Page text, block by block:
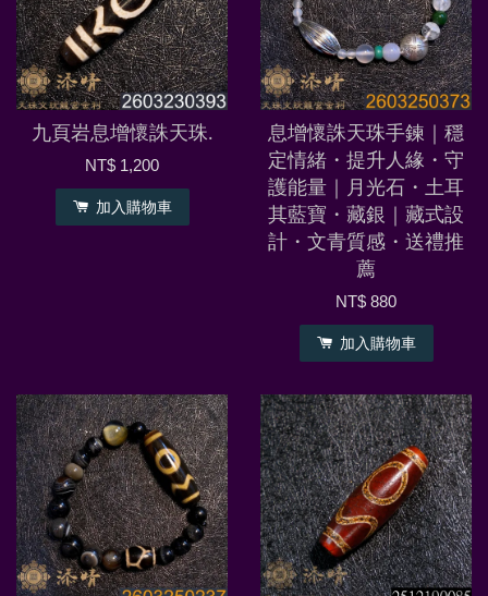
九頁岩息增懷誅天珠.
NT$ 1,200
加入購物車
息增懷誅天珠手鍊｜穩
定情緒・提升人緣・守
護能量｜月光石・土耳
其藍寶・藏銀｜藏式設
計・文青質感・送禮推
薦
NT$ 880
加入購物車